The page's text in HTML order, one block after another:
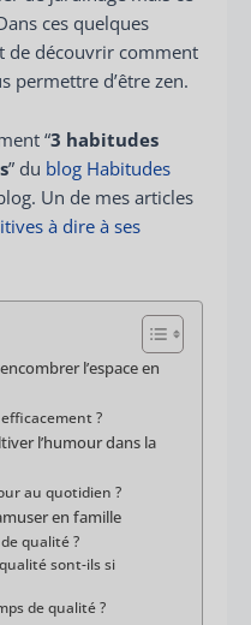
ces quelques
de découvrir comment
permettre d’être zen.
“3 habitudes
” du blog Habitudes
Un de mes articles
à dire à ses
l’espace en
?
l’humour dans la
au quotidien ?
en famille
qualité ?
sont-ils si
de qualité ?